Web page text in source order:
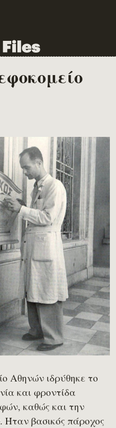
Αθηνών ιδρύθηκε το
και φροντίδα
καθώς και την
βασικός πάροχος